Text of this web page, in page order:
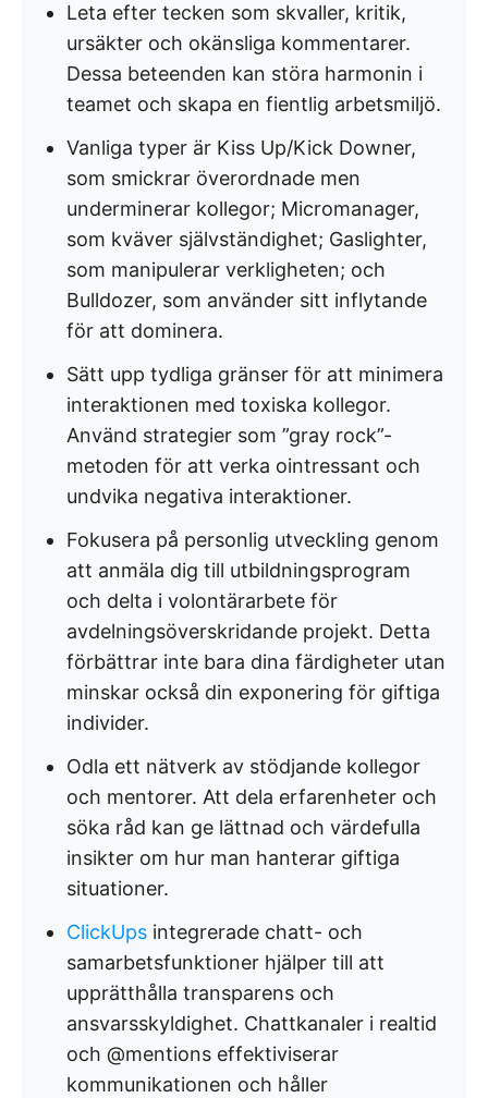
Leta efter tecken som skvaller, kritik,
ursäkter och okänsliga kommentarer.
Dessa beteenden kan störa harmonin i
teamet och skapa en fientlig arbetsmiljö.
Vanliga typer är Kiss Up/Kick Downer,
som smickrar överordnade men
underminerar kollegor; Micromanager,
som kväver självständighet; Gaslighter,
som manipulerar verkligheten; och
Bulldozer, som använder sitt inflytande
för att dominera.
Sätt upp tydliga gränser för att minimera
interaktionen med toxiska kollegor.
Använd strategier som ”gray rock”-
metoden för att verka ointressant och
undvika negativa interaktioner.
Fokusera på personlig utveckling genom
att anmäla dig till utbildningsprogram
och delta i volontärarbete för
avdelningsöverskridande projekt. Detta
förbättrar inte bara dina färdigheter utan
minskar också din exponering för giftiga
individer.
Odla ett nätverk av stödjande kollegor
och mentorer. Att dela erfarenheter och
söka råd kan ge lättnad och värdefulla
insikter om hur man hanterar giftiga
situationer.
ClickUps integrerade chatt- och
samarbetsfunktioner hjälper till att
upprätthålla transparens och
ansvarsskyldighet. Chattkanaler i realtid
och @mentions effektiviserar
kommunikationen och håller